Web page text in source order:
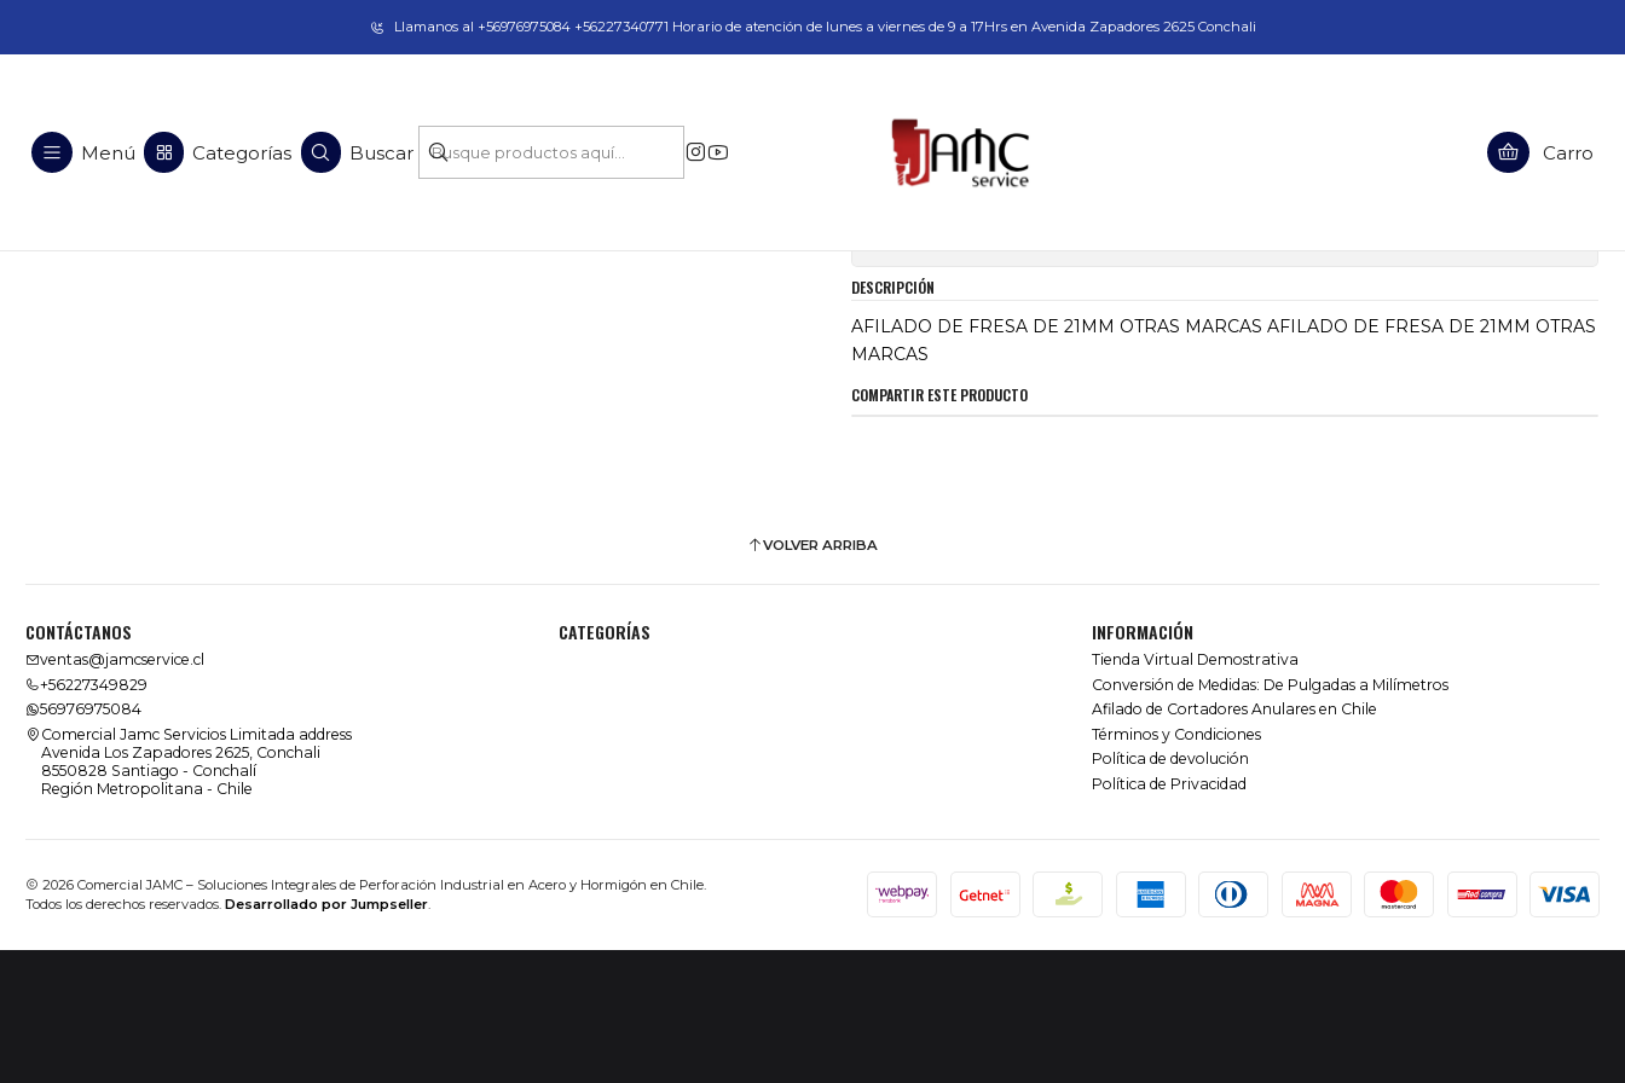
Taladros Magnéticos en Chile | Venta, Arriendo y Servicio Técnico
Menú Categorías Buscar Carro
Llamanos al +56976975084 +56227340771 Horario de atención de lunes a viernes de 9 a 17Hrs en Avenida Zapadores 2625 Conchali
AFILADO DE FRESA DE 21MM OTRAS MARCAS
DESCRIPCIÓN
AFILADO DE FRESA DE 21MM OTRAS MARCAS AFILADO DE FRESA DE 21MM OTRAS
MARCAS
COMPARTIR ESTE PRODUCTO
VOLVER ARRIBA
CONTÁCTANOS
ventas@jamcservice.cl
+56227349829
56976975084
Comercial Jamc Servicios Limitada address
Avenida Los Zapadores 2625, Conchali
8550828 Santiago - Conchalí
Región Metropolitana - Chile
CATEGORÍAS INFORMACIÓN
Tienda Virtual Demostrativa
Conversión de Medidas: De Pulgadas a Milímetros
Afilado de Cortadores Anulares en Chile
Términos y Condiciones
Política de devolución
Política de Privacidad
2026 Comercial JAMC – Soluciones Integrales de Perforación Industrial en Acero y Hormigón en Chile.
Todos los derechos reservados. Desarrollado por Jumpseller.